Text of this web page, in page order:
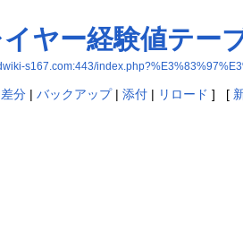
ヤー経験値テー
s167.com:443/
差分| バックアップ| 添付| リロード ] [